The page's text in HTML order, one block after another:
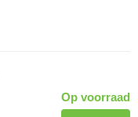
Op voorraad